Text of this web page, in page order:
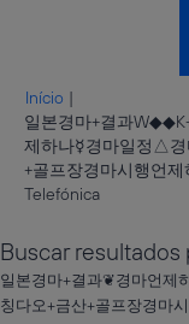
Início |
일본경마+결과
제하나☿경마일정△
+골프장경마시행언
Telefónica(página
Buscar resultados
일본경마+결과❦경마언
칭다오+금산+골프장경마